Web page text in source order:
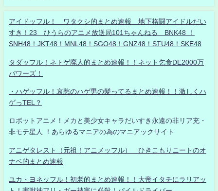
アイドッフル！ ワタクシ的まとめ速報 地下格闘アイドルだい
すき！23 ひうらのアニメ放送局101ちゃんねる BNK48 ！
SNH48！JKT48！MNL48！SGO48！GNZ48！STU48！SKE48
タダッフル！ネトゲ廃人的まとめ速報！！ネット乞食DE2000万
パワーズ！
・ハゲッフル！哀愁のハゲ男の髪ってるまとめ速報！！激しくハ
ゲっTEL？
ロボットアニメ！メカと美少女キャラだいすき永遠の非リア充・
非モテ星人 ！あらゆるマニアの為のマニアックサイト
アニゲタレスト（元祖！アニメッフル） ひきこもりニートのオ
ナベ的まとめ速報
ユカ・ヨネッフル！初老的まとめ速報！！大帝イタチにラリアッ